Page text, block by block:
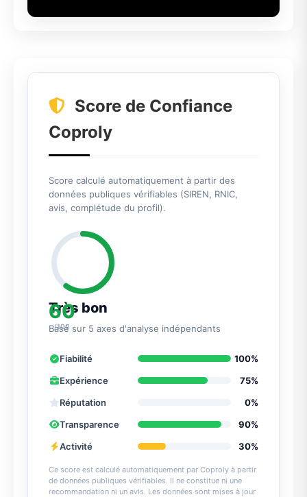
Score de Confiance
Coproly
Score calculé automatiquement à partir des
données publiques vérifiables (SIREN, RNIC,
avis, complétude du profil).
60
/100
Très bon
Basé sur 5 axes d'analyse indépendants
Fiabilité
100%
Expérience
75%
Réputation
0%
Transparence
90%
Activité
30%
Ce score est calculé automatiquement par Coproly à partir
de données publiques vérifiables. Il ne constitue ni une
recommandation ni un avis. Les données sont mises à jour